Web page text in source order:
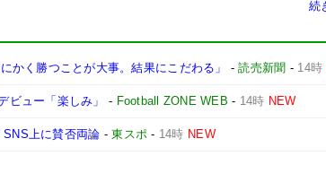
続
く勝つことが大事。結果にこだわる」 -読売新聞 - 14時
ュー「楽しみ」 - Football ZONE WEB - 14時 NEW
上に賛否両論 -東スポ - 14時 NEW